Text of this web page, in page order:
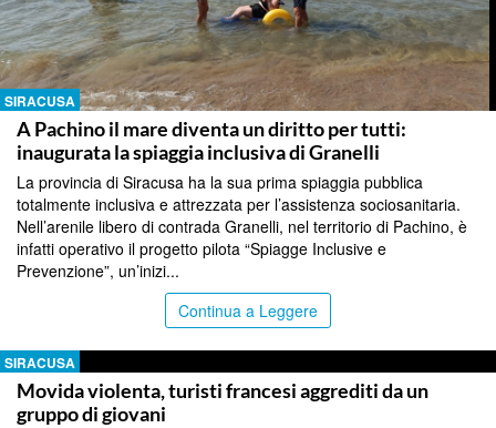
SIRACUSA
A Pachino il mare diventa un diritto per tutti:
inaugurata la spiaggia inclusiva di Granelli
La provincia di Siracusa ha la sua prima spiaggia pubblica
totalmente inclusiva e attrezzata per l’assistenza sociosanitaria.
Nell’arenile libero di contrada Granelli, nel territorio di Pachino, è
infatti operativo il progetto pilota “Spiagge Inclusive e
Prevenzione”, un’inizi...
Continua a Leggere
SIRACUSA
Movida violenta, turisti francesi aggrediti da un
gruppo di giovani